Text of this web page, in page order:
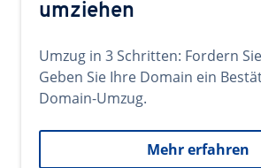
umziehen
Umzug in 3 Schritten: Fordern
Geben Sie Ihre Domain ein
Domain-Umzug.
Mehr erfahren